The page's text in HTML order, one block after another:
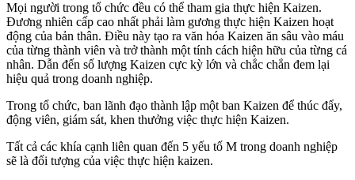
Mọi người trong tổ chức đều có thể tham gia thực hiện Kaizen.
Đương nhiên cấp cao nhất phải làm gương thực hiện Kaizen hoạt
động của bản thân. Điều này tạo ra văn hóa Kaizen ăn sâu vào máu
của từng thành viên và trở thành một tính cách hiện hữu của từng cá
nhân. Dẫn đến số lượng Kaizen cực kỳ lớn và chắc chắn đem lại
hiệu quả trong doanh nghiệp.
Trong tổ chức, ban lãnh đạo thành lập một ban Kaizen để thúc đẩy,
động viên, giám sát, khen thưởng việc thực hiện Kaizen.
Tất cả các khía cạnh liên quan đến 5 yếu tố M trong doanh nghiệp
sẽ là đối tượng của việc thực hiện kaizen.